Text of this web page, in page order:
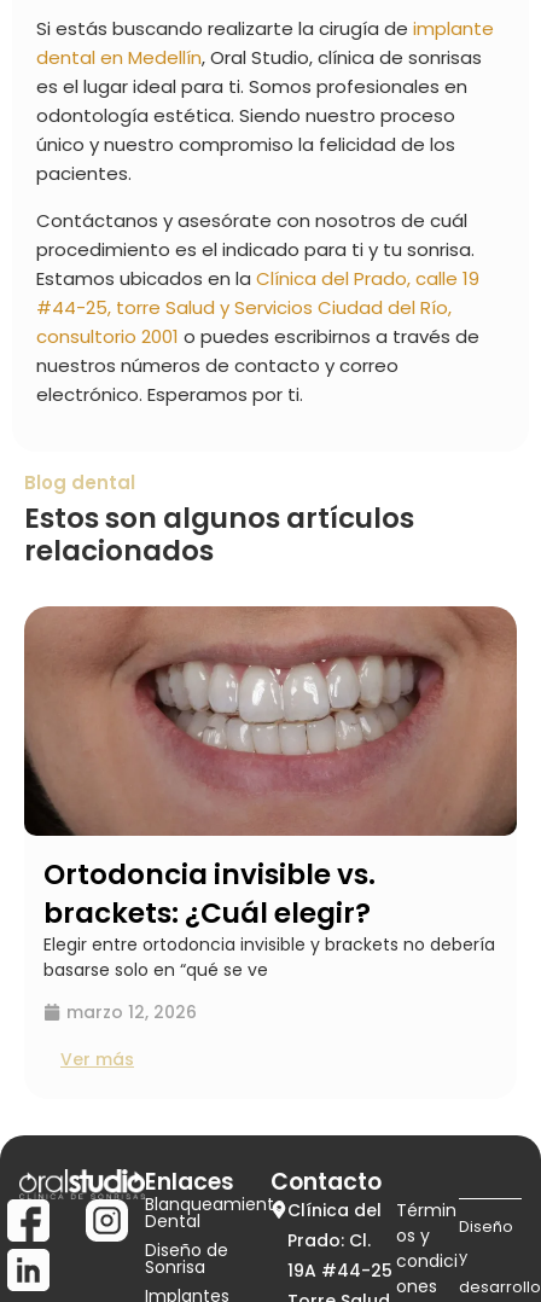
Si estás buscando realizarte la cirugía de implante
dental en Medellín, Oral Studio, clínica de sonrisas
es el lugar ideal para ti. Somos profesionales en
odontología estética. Siendo nuestro proceso
único y nuestro compromiso la felicidad de los
pacientes.
Contáctanos y asesórate con nosotros de cuál
procedimiento es el indicado para ti y tu sonrisa.
Estamos ubicados en la Clínica del Prado, calle 19
#44-25, torre Salud y Servicios Ciudad del Río,
consultorio 2001 o puedes escribirnos a través de
nuestros números de contacto y correo
electrónico. Esperamos por ti.
Blog dental
Estos son algunos artículos
relacionados
Ortodoncia invisible vs.
brackets: ¿Cuál elegir?
Elegir entre ortodoncia invisible y brackets no debería
basarse solo en “qué se ve
marzo 12, 2026
Ver más
Enlaces
Blanqueamiento
Dental
Diseño de
Sonrisa
Implantes
Contacto
Clínica del
Prado: Cl.
19A #44-25
Diseño
y
desarrollo
Términ
os y
condici
ones